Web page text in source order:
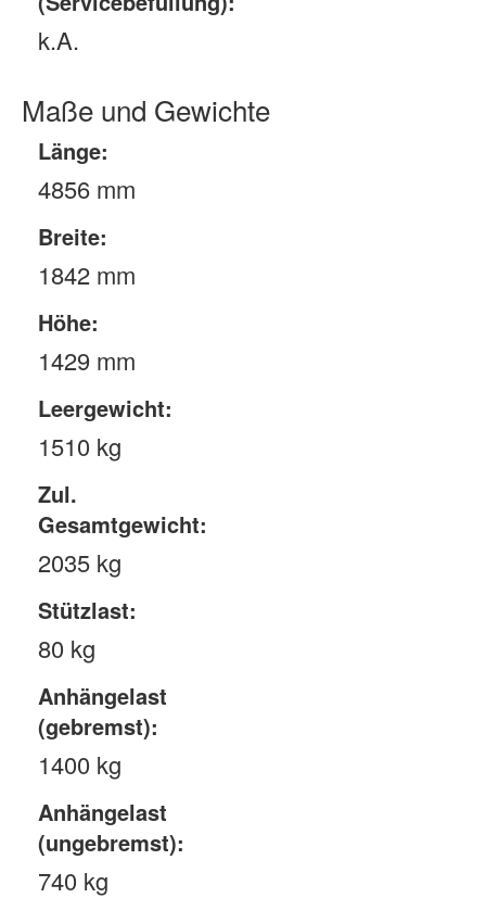
k.A.
Maße und Gewichte
Länge:
4856 mm
Breite:
1842 mm
Höhe:
1429 mm
Leergewicht:
1510 kg
Zul.
Gesamtgewicht:
2035 kg
Stützlast:
80 kg
Anhängelast
(gebremst):
1400 kg
Anhängelast
(ungebremst):
740 kg